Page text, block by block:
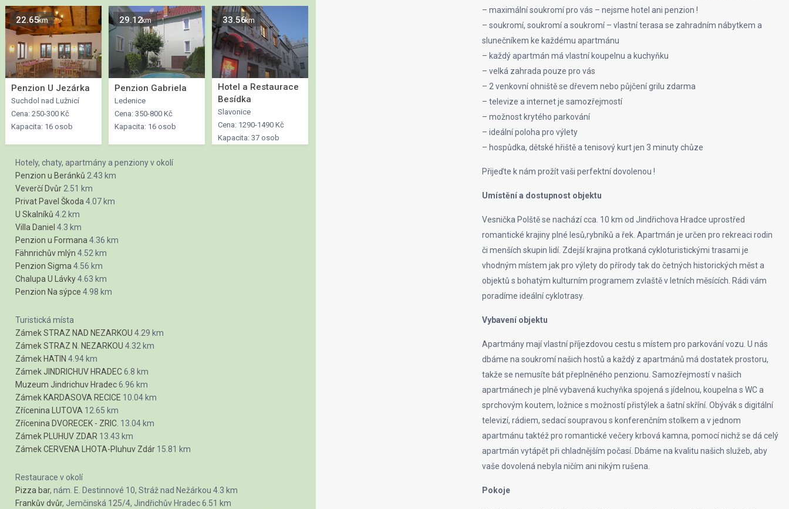
– maximální soukromí pro vás – nejsme hotel ani penzion !
– soukromí, soukromí a soukromí – vlastní terasa se zahradním nábytkem a
slunečníkem ke každému apartmánu
– každý apartmán má vlastní koupelnu a kuchyňku
– velká zahrada pouze pro vás
– 2 venkovní ohniště se dřevem nebo půjčení grilu zdarma
– televize a internet je samozřejmostí
– možnost krytého parkování
– ideální poloha pro výlety
– hospůdka, dětské hřiště a tenisový kurt jen 3 minuty chůze
Přijeďte k nám prožít vaši perfektní dovolenou !
Umístění a dostupnost objektu
Vesnička Polště se nachází cca. 10 km od Jindřichova Hradce uprostřed
romantické krajiny plné lesů,rybníků a řek. Apartmán je určen pro rekreaci rodin
či menších skupin lidí. Zdejší krajina protkaná cykloturistickými trasami je
vhodným místem jak pro výlety do přírody tak do četných historických měst a
objektů s bohatým kulturním programem zvlaště v letních měsících. Rádi vám
poradíme ideální cyklotrasy.
Vybavení objektu
Apartmány mají vlastní příjezdovou cestu s místem pro parkování vozu. U nás
dbáme na soukromí našich hostů a každý z apartmánů má dostatek prostoru,
takže se nemusíte bát přeplněného penzionu. Samozřejmostí v našich
apartmánech je plně vybavená kuchyňka spojená s jídelnou, koupelna s WC a
sprchovým koutem, ložnice s možností přistýlek a šatní skříní. Obývák s digitální
televizí, rádiem, sedací soupravou s konferenčním stolkem a v jednom
apartmánu taktéž pro romantické večery krbová kamna, pomocí nichž se dá celý
apartmán vytápět při chladnějším počasí. Dbáme na kvalitu našich služeb, aby
vaše dovolená nebyla ničím ani nikým rušena.
Pokoje
22.65km
Penzion U Jezárka
Suchdol nad Lužnicí
Cena: 250-300 Kč
Kapacita: 16 osob
29.12km
Penzion Gabriela
Ledenice
Cena: 350-800 Kč
Kapacita: 16 osob
33.56km
Hotel a Restaurace
Besídka
Slavonice
Cena: 1290-1490 Kč
Kapacita: 37 osob
Hotely, chaty, apartmány a penziony v okolí
Penzion u Beránků 2.43 km
Veverčí Dvůr 2.51 km
Privat Pavel Škoda 4.07 km
U Skalníků 4.2 km
Villa Daniel 4.3 km
Penzion u Formana 4.36 km
Fähnrichův mlýn 4.52 km
Penzion Sigma 4.56 km
Chalupa U Lávky4.63 km
Penzion Na sýpce 4.98 km
Turistická místa
Zámek STRAZ NAD NEZARKOU 4.29 km
Zámek STRAZ N. NEZARKOU 4.32 km
Zámek HATIN 4.94 km
Zámek JINDRICHUV HRADEC6.8 km
Muzeum Jindrichuv Hradec6.96 km
Zámek KARDASOVA RECICE 10.04 km
Zřícenina LUTOVA 12.65 km
Zřícenina DVORECEK - ZRIC. 13.04 km
Zámek PLUHUV ZDAR 13.43 km
Zámek CERVENA LHOTA-Pluhuv Zdár 15.81 km
Restaurace v okolí
Pizza bar, nám. E. Destinnové 10, Stráž nad Nežárkou 4.3 km
Frankův dvůr, Jemčinská 125/4, Jindřichův Hradec6.51 km